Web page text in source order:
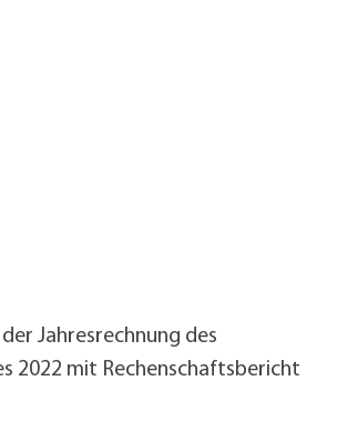
Jahresrechnung des
2022 mit Rechenschaftsbericht